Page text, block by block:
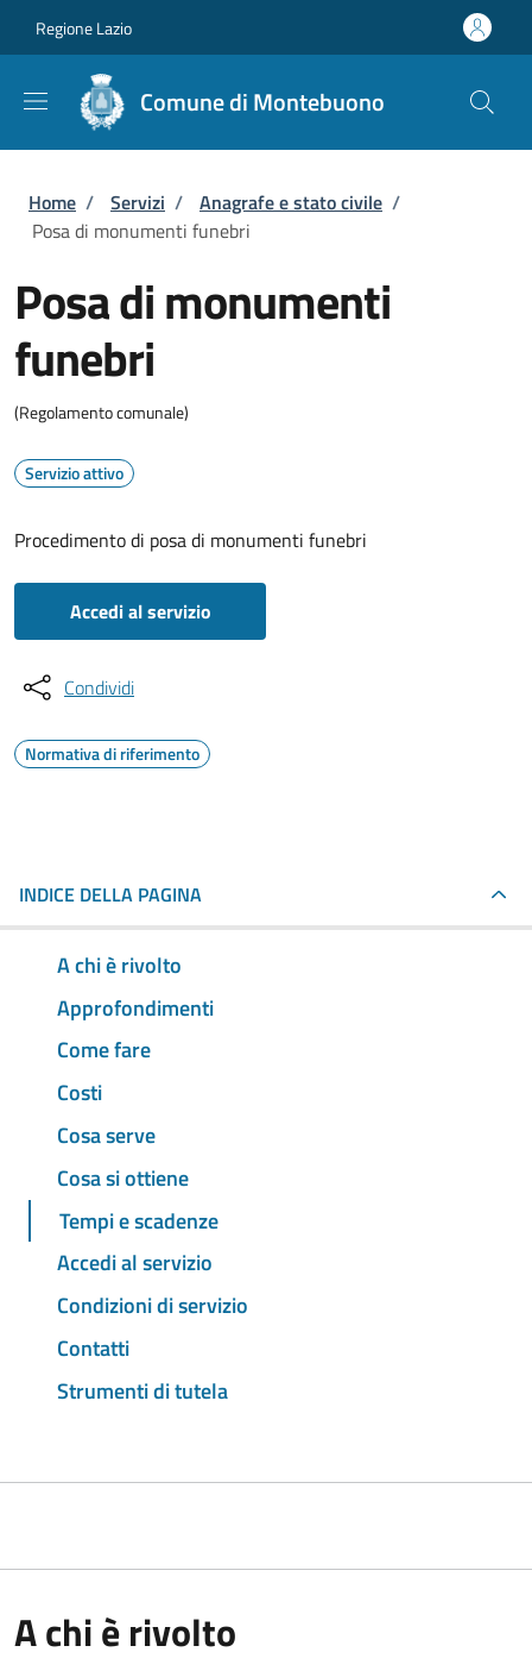
Regione Lazio
Comune di Montebuono
Briciole di pane
Home / Servizi / Anagrafe e stato civile /
Posa di monumenti funebri
Posa di monumenti
funebri
(Regolamento comunale)
Servizio attivo
Procedimento di posa di monumenti funebri
Accedi al servizio
Condividi
Normativa di riferimento
INDICE DELLA PAGINA
A chi è rivolto
Approfondimenti
Come fare
Costi
Cosa serve
Cosa si ottiene
Tempi e scadenze
Accedi al servizio
Condizioni di servizio
Contatti
Strumenti di tutela
A chi è rivolto